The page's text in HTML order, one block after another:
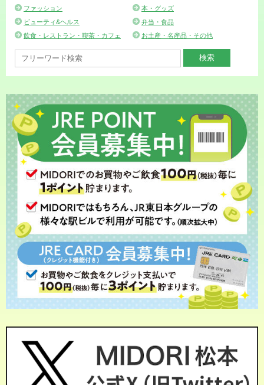
ファッション
本・グッズ
ビューティ&ヘルス
弁当・食品
飲食・レストラン・喫茶・カフェ
お土産・名産品・その他